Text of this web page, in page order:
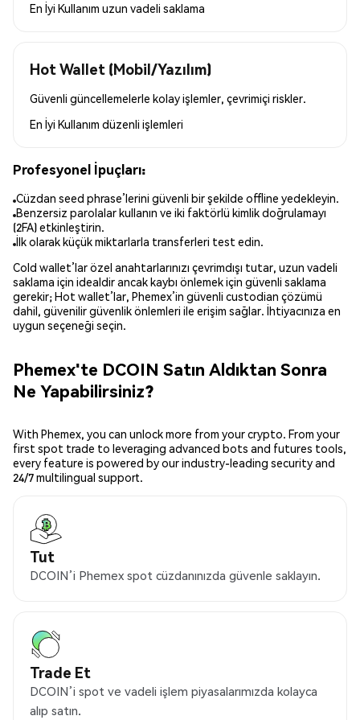
En İyi Kullanım uzun vadeli saklama
Hot Wallet (Mobil/Yazılım)
Güvenli güncellemelerle kolay işlemler, çevrimiçi riskler.
En İyi Kullanım düzenli işlemleri
Profesyonel İpuçları:
Cüzdan seed phrase’lerini güvenli bir şekilde offline yedekleyin.
Benzersiz parolalar kullanın ve iki faktörlü kimlik doğrulamayı
(2FA) etkinleştirin.
İlk olarak küçük miktarlarla transferleri test edin.
Cold wallet’lar özel anahtarlarınızı çevrimdışı tutar, uzun vadeli
saklama için idealdir ancak kaybı önlemek için güvenli saklama
gerekir; Hot wallet’lar, Phemex’in güvenli custodian çözümü
dahil, güvenilir güvenlik önlemleri ile erişim sağlar. İhtiyacınıza en
uygun seçeneği seçin.
Phemex'te DCOIN Satın Aldıktan Sonra
Ne Yapabilirsiniz?
With Phemex, you can unlock more from your crypto. From your
first spot trade to leveraging advanced bots and futures tools,
every feature is powered by our industry-leading security and
24/7 multilingual support.
Tut
DCOIN’i Phemex spot cüzdanınızda güvenle saklayın.
Trade Et
DCOIN’i spot ve vadeli işlem piyasalarımızda kolayca
alıp satın.